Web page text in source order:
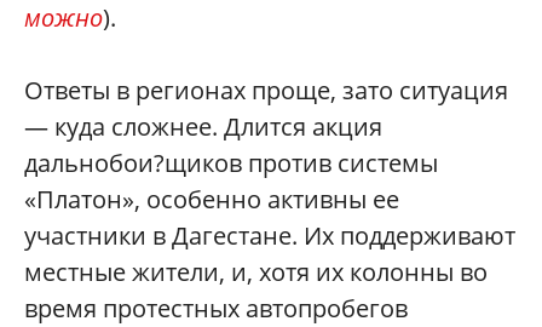
можно).
Ответы в регионах проще, зато ситуация
— куда сложнее. Длится акция
дальнобои?щиков против системы
«Платон», особенно активны ее
участники в Дагестане. Их поддерживают
местные жители, и, хотя их колонны во
время протестных автопробегов